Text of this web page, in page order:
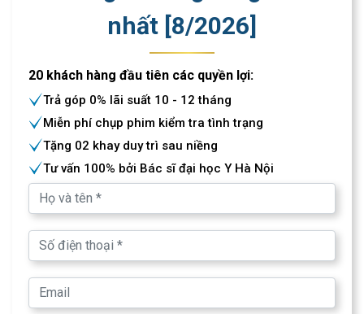
nhất [8/2026]
20 khách hàng đầu tiên các quyền lợi:
Trả góp 0% lãi suất 10 - 12 tháng
Miễn phí chụp phim kiểm tra tình trạng
Tặng 02 khay duy trì sau niềng
Tư vấn 100% bởi Bác sĩ đại học Y Hà Nội